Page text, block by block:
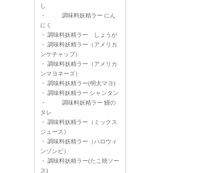
し
・
調味料妖精ラー にん
にく
・ 調味料妖精ラー しょうが
・ 調味料妖精ラー（アメリカ
ンケチャップ）
・ 調味料妖精ラー（アメリカ
ンマヨネーズ）
・ 調味料妖精ラー(明太マヨ)
・ 調味料妖精ラー シャンタン
・
調味料妖精ラー 鰻の
タレ
・ 調味料妖精ラー（ミックス
ジュース）
・ 調味料妖精ラー（ハロウィ
ンゾンビ）
・ 調味料妖精ラー(たこ焼ソー
ス)